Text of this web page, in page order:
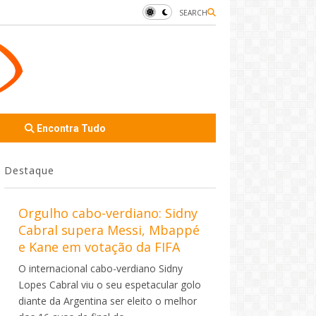
SEARCH
Encontra Tudo
Destaque
Orgulho cabo-verdiano: Sidny
Cabral supera Messi, Mbappé
e Kane em votação da FIFA
O internacional cabo-verdiano Sidny
Lopes Cabral viu o seu espetacular golo
diante da Argentina ser eleito o melhor